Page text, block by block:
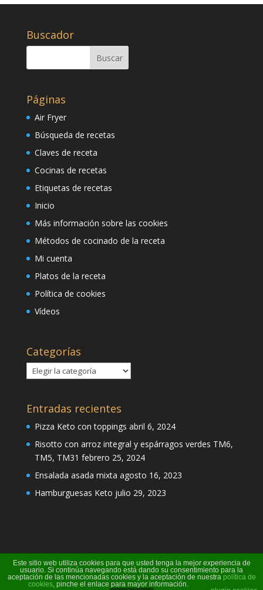
Buscador
Páginas
Air Fryer
Búsqueda de recetas
Claves de receta
Cocinas de recetas
Etiquetas de recetas
Inicio
Más información sobre las cookies
Métodos de cocinado de la receta
Mi cuenta
Platos de la receta
Política de cookies
Vídeos
Categorías
Categorías
Entradas recientes
Pizza Keto con toppings abril 6, 2024
Risotto con arroz integral y espárragos verdes TM6,
TM5, TM31 febrero 25, 2024
Ensalada asada mixta agosto 16, 2023
Hamburguesas Keto julio 29, 2023
Este sitio web utiliza cookies para que usted tenga la mejor experiencia de
usuario. Si continúa navegando está dando su consentimiento para la
aceptación de las mencionadas cookies y la aceptación de nuestra política de
cookies, pinche el enlace para mayor información.